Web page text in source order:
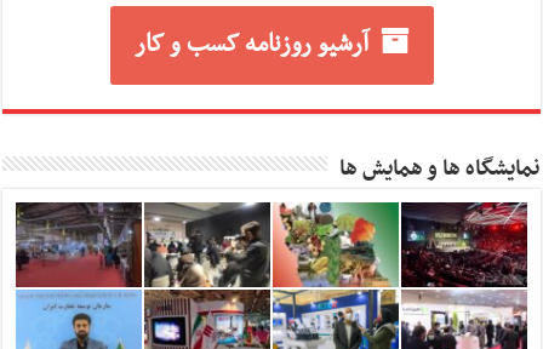
آرشیو روزنامه کسب و کار
نمایشگاه ها و همایش ها